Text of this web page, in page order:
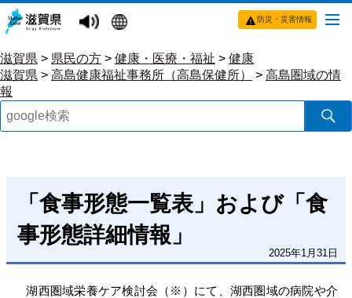
防災・災害情報
滋賀県 > 県民の方 > 健康・医療・福祉 > 健康
滋賀県 > 高島健康福祉事務所（高島保健所） > 高島圏域の情
報
「食事形態一覧表」および「食
事形態詳細情報」
2025年1月31日
湖西圏域栄養ケア検討会（※）にて、湖西圏域の病院や介